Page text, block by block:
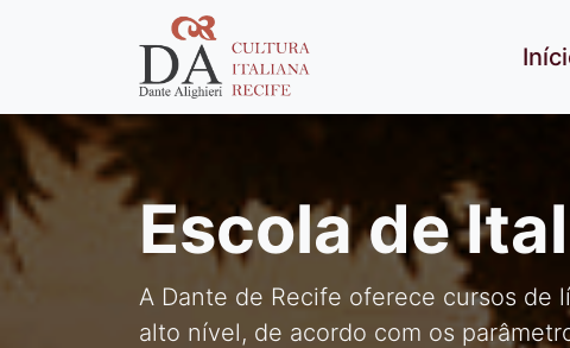
Escola de
A Dante de Recife oferece cursos de
alto nível, de acordo com os